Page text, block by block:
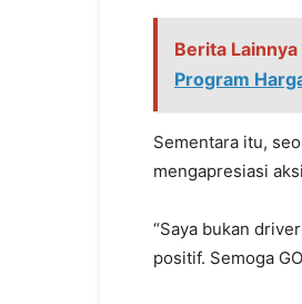
Berita Lainnya
Program
Sementara itu,
mengapresiasi
“Saya bukan
positif. Semoga